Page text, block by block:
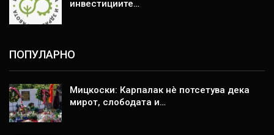
инвестициите…
ПОПУЛАРНО
Мицкоски: Карпалак нè потсетува дека
мирот, слободата и…